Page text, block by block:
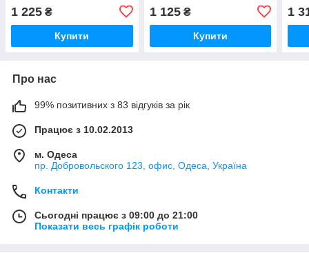
1 225 ₴
Купити
1 125₴
Купити
1
Про нас
99% позитивних з 83 відгуків за рік
Працює з 10.02.2013
м. Одеса
пр. Добровольского 123, офис, Одеса, Україна
Контакти
Сьогодні працює з 09:00 до 21:00
Показати весь графік роботи